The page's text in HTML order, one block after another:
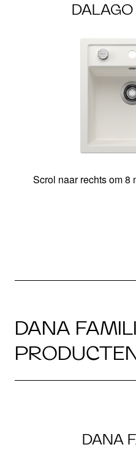
Scrol naar rechts om 8
DANA
DANA